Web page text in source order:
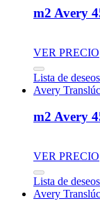
m2 Avery
VER PRECIO
Lista de deseos
Avery
m2 Avery
VER PRECIO
Lista de deseos
Avery